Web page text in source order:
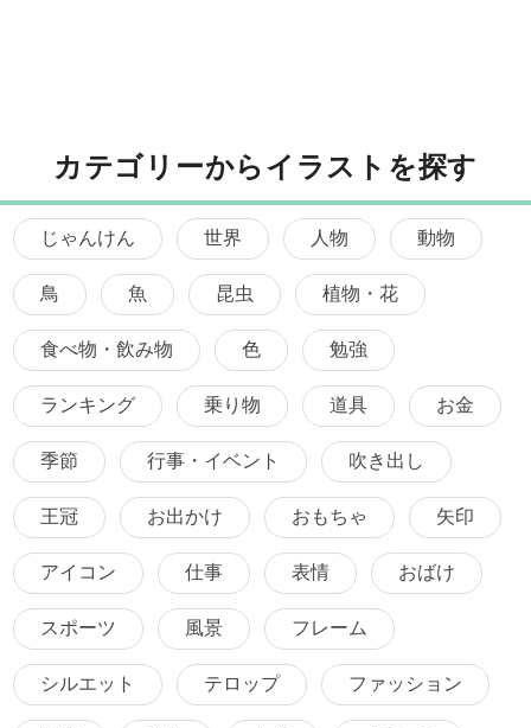
カテゴリーからイラストを探す
じゃんけん 世界 人物 動物
鳥 魚 昆虫 植物・花
食べ物・飲み物 色 勉強
ランキング 乗り物 道具 お金
季節 行事・イベント 吹き出し
王冠 お出かけ おもちゃ 矢印
アイコン 仕事 表情 おばけ
スポーツ 風景 フレーム
シルエット テロップ ファッション